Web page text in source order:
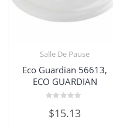
Salle De Pause
Eco Guardian 56613,
ECO GUARDIAN
0
sur
$15.13